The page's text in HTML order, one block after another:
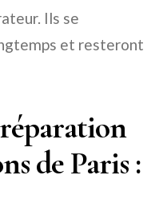
Ils se
et resteront
de Paris :